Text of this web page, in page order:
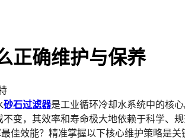
正确维护与保养
砂石过滤器是工业循环冷却水系统中的核
不变，其效率和寿命极大地依赖于科学、
佳效能？精准掌握以下核心维护策略是关